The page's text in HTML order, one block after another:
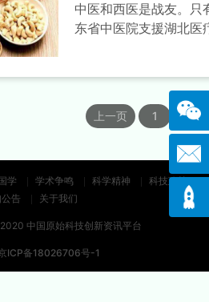
中医和西医是战友。只
东省中医院支援湖北
上一页 1 2
学 学术争鸣 科学精神
科技政策
告
关于我们
中国原始科技创新资讯平台
ICP备18026706号-1